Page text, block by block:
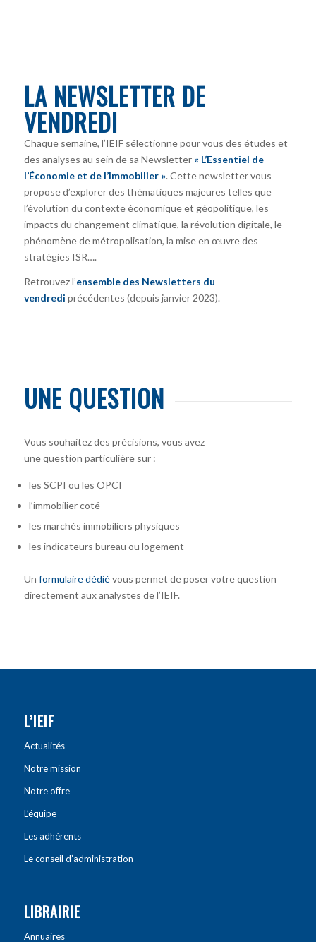
LA NEWSLETTER DE
VENDREDI
Chaque semaine, l’IEIF sélectionne pour vous des études et
des analyses au sein de sa Newsletter « L’Essentiel de
l’Économie et de l’Immobilier ». Cette newsletter vous
propose d’explorer des thématiques majeures telles que
l’évolution du contexte économique et géopolitique, les
impacts du changement climatique, la révolution digitale, le
phénomène de métropolisation, la mise en œuvre des
stratégies ISR….
Retrouvez l’ensemble des Newsletters du
vendredi précédentes (depuis janvier 2023).
UNE QUESTION
Vous souhaitez des précisions, vous avez
une question particulière sur :
les SCPI ou les OPCI
l’immobilier coté
les marchés immobiliers physiques
les indicateurs bureau ou logement
Un formulaire dédiévous permet de poser votre question
directement aux analystes de l’IEIF.
L’IEIF
Actualités
Notre mission
Notre offre
L’équipe
Les adhérents
Le conseil d’administration
LIBRAIRIE
Annuaires